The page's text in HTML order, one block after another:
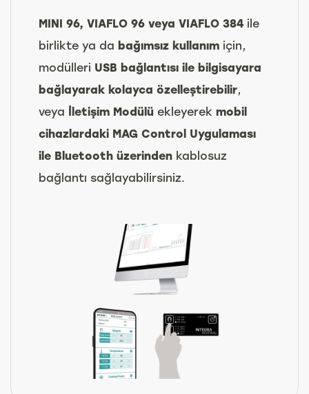
MINI 96, VIAFLO 96 veya VIAFLO 384 ile
birlikte ya da bağımsız kullanım için,
modülleri USB bağlantısı ile bilgisayara
bağlayarak kolayca özelleştirebilir,
veya İletişim Modülü ekleyerek mobil
cihazlardaki MAG Control Uygulaması
ile Bluetooth üzerinden kablosuz
bağlantı sağlayabilirsiniz.